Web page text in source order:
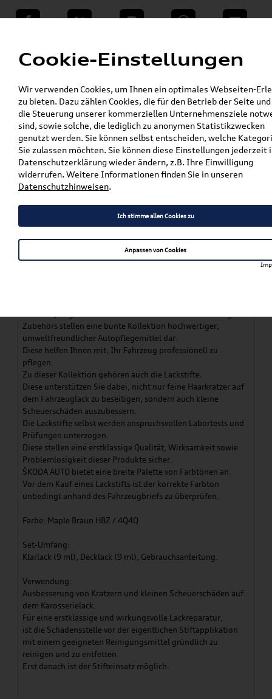
teilen Twitter Instagram WhatsApp E-Mail
VW Shop - VW Originalteile und Zubehör »
SKODA Produkte »
Pflege, Flüssigkeiten, Lackstifte & Spraydosen
» Lackstifte »
Original Skoda Lackstift Set braun-metallic
000050300A H8Z
Original Skoda Lackstift Set
braun-metallic 000050300A
H8Z
Zubehörs stellen eine bunte Kollektion hochwertiger,
umweltfreundlicher Autopflegemittel dar.
Diese helfen Ihnen mit, Ihr Fahrzeug professionell zu
pflegen.
Zu dieser Kollektion gehören auch die Lackstifte.
Diese unterstützen Sie dabei, nicht nur feine Haarkratzer auf
dem Fahrzeuglack zu beseitigen, sondern auch kleine
Scheuerschäden auszubessern.
Die Lackstifte selbst werden anspruchsvollen Labortests und
Prüfungen unterzogen.
Diese stellen eine erstklassige Qualität, Wirksamkeit sowie
Problemlosigkeit dieser Produkte sicher.
ŠKODA AUTO bietet eine breite Palette von Farbtönen an.
Vor dem Kauf eines Lackstifts ist der korrekte Farbton
unbedingt anhand des Fahrzeugbriefs zu überprüfen.
Farbe: Maple Braun H8Z / 4Q4Q
Set-Umfang:
Klarlack (9 ml), Decklack (9 ml), Gebrauchsanleitung.
Verwendung:
Ausbesserung von Kratzern und kleinen Scheuerschäden auf
dem Karosserielack.
Für eine erstklassige und wirkungsvolle Lackreparatur,
ist die Schadensstelle vor der eigentlichen Stiftapplikation
mit einem geeigneten Reinigungsmittel gründlich zu
reinigen und zu entfetten.
Erst danach ist der Stifteinsatz möglich.
Cookie-Einstellungen
Wir verwenden Cookies, um Ihnen ein optimales Webseiten-
zu bieten. Dazu zählen Cookies, die für den Betrieb der Seite
die Steuerung unserer kommerziellen Unternehmensziele
sind, sowie solche, die lediglich zu anonymen Statistikzwecken
genutzt werden. Sie können selbst entscheiden, welche
Sie zulassen möchten. Sie können diese Einstellungen jederzeit
Datenschutzerklärung wieder ändern, z.B. Ihre Einwilligung
widerrufen. Weitere Informationen finden Sie in unseren
Datenschutzhinweisen.
Ich stimme allen Cookies zu
Anpassen von Cookies